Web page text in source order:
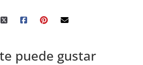
puede gustar